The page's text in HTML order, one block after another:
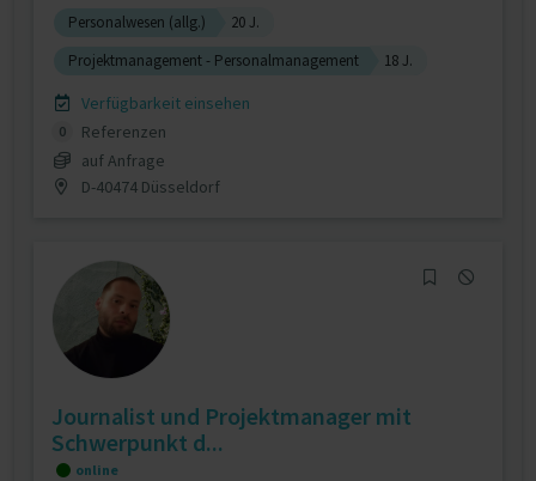
Personalwesen (allg.)
20 J.
Projektmanagement - Personalmanagement
18 J.
Verfügbarkeit einsehen
0
Referenzen
auf Anfrage
D-40474 Düsseldorf
Journalist und Projektmanager mit
Schwerpunkt d...
online